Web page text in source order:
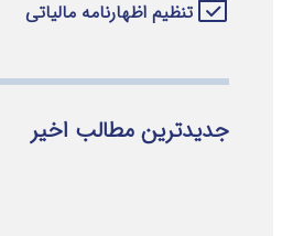
تنظیم اظهارنامه مالیاتی
جدیدترین مطالب اخیر